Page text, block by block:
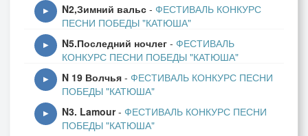
Не каждый из нас доживёт до весны.
Простые мальчишки, простые девчонки
Останутся в памяти страшной войны.
▶ N2,Зимний вальс - ФЕСТИВАЛЬ КОНКУРС
ПЕСНИ ПОБЕДЫ "КАТЮША"
▶ N5.Последний ночлег - ФЕСТИВАЛЬ
КОНКУРС ПЕСНИ ПОБЕДЫ "КАТЮША"
▶ N 19 Волчья - ФЕСТИВАЛЬ КОНКУРС ПЕСНИ
ПОБЕДЫ "КАТЮША"
▶ N3. Lamour- ФЕСТИВАЛЬ КОНКУРС ПЕСНИ
ПОБЕДЫ "КАТЮША"